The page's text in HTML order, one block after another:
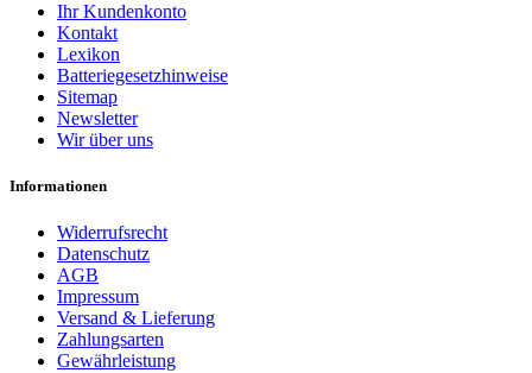
Ihr Kundenkonto
Kontakt
Lexikon
Batteriegesetzhinweise
Sitemap
Newsletter
Wir über uns
Informationen
Widerrufsrecht
Datenschutz
AGB
Impressum
Versand & Lieferung
Zahlungsarten
Gewährleistung